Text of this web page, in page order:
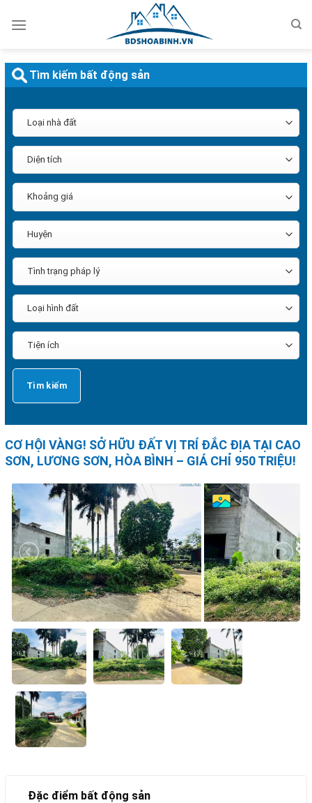
qua
dung
CƠ HỘI VÀNG! SỞ HỮU ĐẤT VỊ TRÍ ĐẮC ĐỊA TẠI CAO
SƠN, LƯƠNG SƠN, HÒA BÌNH – GIÁ CHỈ 950 TRIỆU!
Đặc điểm bất động sản
Tìm kiếm bất động sản